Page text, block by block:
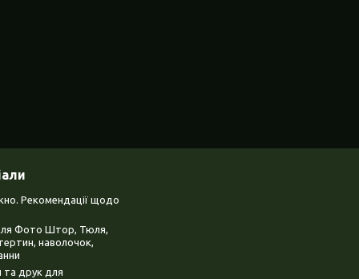
Рекомендації щодо
Фото Штор, Тюля,
наволочок,
та друк для